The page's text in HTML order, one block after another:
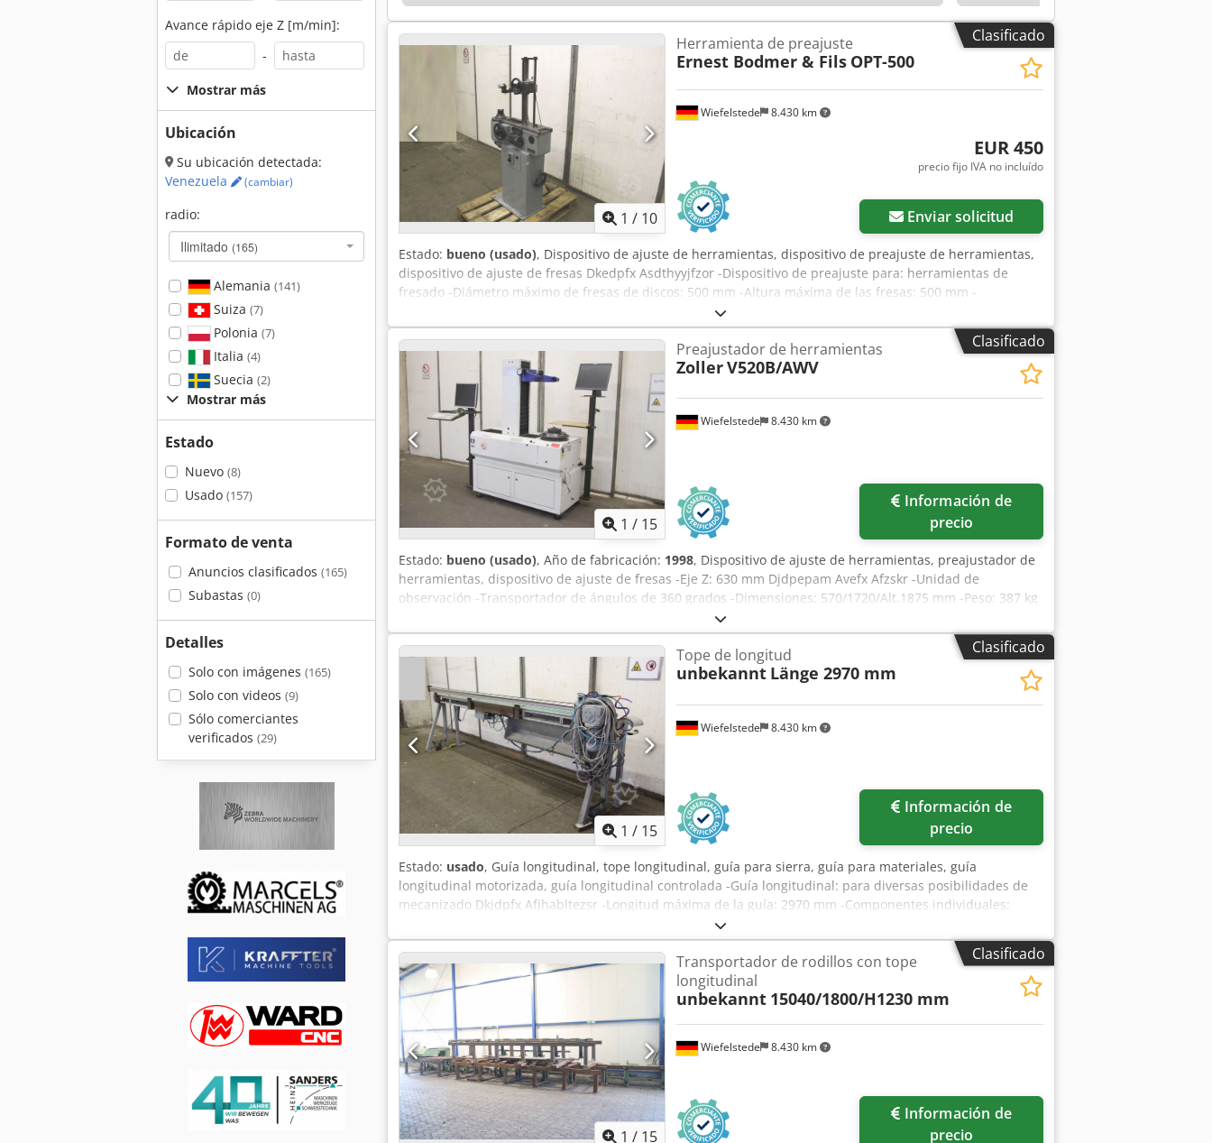
Avance rápido eje Z [m/min]:
-
Mostrar más
Ubicación
Su ubicación detectada:
Venezuela
(cambiar)
radio:
Ilimitado (165)
Alemania (141)
Suiza (7)
Polonia (7)
Italia (4)
Suecia (2)
Mostrar más
Estado
Nuevo (8)
Usado (157)
Formato de venta
Anuncios clasificados (165)
Subastas (0)
Detalles
Solo con imágenes (165)
Solo con videos (9)
Sólo comerciantes
verificados (29)
Clasificado
1 / 10
Wiefelstede 8.430 km
Herramienta de preajuste
Ernest Bodmer & Fils OPT-500
EUR 450
precio fijo IVA no incluído
Enviar solicitud
Estado: bueno (usado), Dispositivo de ajuste de herramientas, dispositivo de preajuste de herramientas,
dispositivo de ajuste de fresas Dkedpfx Asdthyyjfzor -Dispositivo de preajuste para: herramientas de
fresado -Diámetro máximo de fresas de discos: 500 mm -Altura máxima de las fresas: 500 mm -
Clasificado
1 / 15
Wiefelstede 8.430 km
Preajustador de herramientas
ZollerV520B/AWV
precio
Estado: bueno (usado), Año de fabricación: 1998, Dispositivo de ajuste de herramientas, preajustador de
herramientas, dispositivo de ajuste de fresas -Eje Z: 630 mm Djdpepam Avefx Afzskr -Unidad de
observación -Transportador de ángulos de 360 grados -Dimensiones: 570/1720/Alt.1875 mm -Peso: 387 kg
Clasificado
1 / 15
Wiefelstede 8.430 km
Tope de longitud
unbekannt Länge 2970 mm
precio
Estado: usado, Guía longitudinal, tope longitudinal, guía para sierra, guía para materiales, guía
longitudinal motorizada, guía longitudinal controlada -Guía longitudinal: para diversas posibilidades de
mecanizado Dkjdpfx Afjhabltezsr -Longitud máxima de la guía: 2970 mm -Componentes individuales:
véase las fotos -Dimensiones: 3530/700/A1170 mm -Peso: 346 kg
Clasificado
1 / 15
Wiefelstede 8.430 km
Transportador de rodillos con tope
longitudinal
unbekannt 15040/1800/H1230 mm
precio